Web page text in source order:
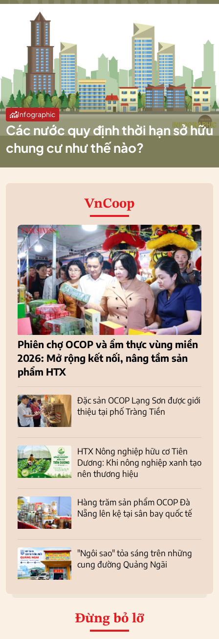
Infographic
Các nước quy định thời hạn sở hữu
chung cư như thế nào?
VnCoop
Phiên chợ OCOP và ẩm thực vùng miền
2026: Mở rộng kết nối, nâng tầm sản
phẩm HTX
Đặc sản OCOP Lạng Sơn được giới
thiệu tại phố Tràng Tiền
HTX Nông nghiệp hữu cơ Tiên
Dương: Khi nông nghiệp xanh tạo
nên thương hiệu
Hàng trăm sản phẩm OCOP Đà
Nẵng lên kệ tại sân bay quốc tế
"Ngôi sao" tỏa sáng trên những
cung đường Quảng Ngãi
Đừng bỏ lỡ